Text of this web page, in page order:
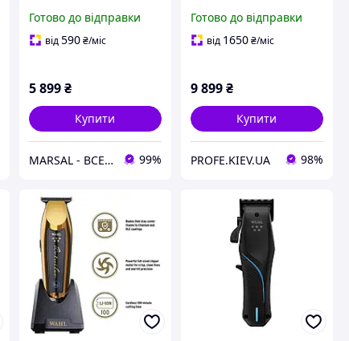
акумуляторна 0.7 3 мм
Готово до відправки
від590 ₴/міс
5 899 ₴
Купити
MARSAL - ВСЕ ДЛЯ САЛОНІВ КРАСИ 99%
Готово до відправки
від 1650₴/міс
9 899₴
Купити
PROFE.KIEV.UA 98%